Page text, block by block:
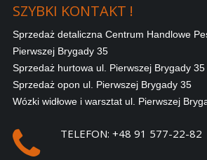
SZYBKI KONTAKT !
Sprzedaż detaliczna Centrum Handlowe
Pierwszej Brygady 35
Sprzedaż hurtowa ul. Pierwszej Brygady 35
Sprzedaż opon ul. Pierwszej Brygady 35
Wózki widłowe i warsztat ul. Pierwszej
TELEFON: +48 91 577-22-82